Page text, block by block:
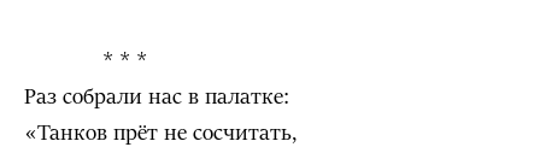
* * *
Раз собрали нас в палатке:
«Танков прёт не сосчитать,